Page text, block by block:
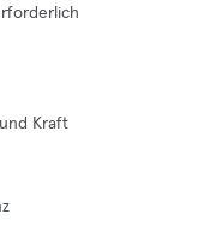
Kraft